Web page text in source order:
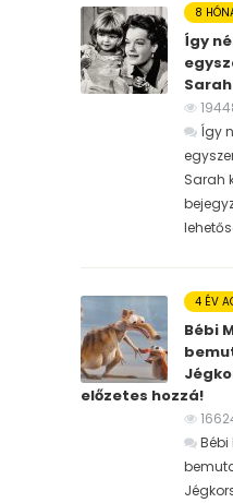
8
Így
Így
Sarah
4 ÉV
Bébi
előzetes hozzá!
Bébi